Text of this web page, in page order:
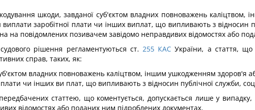
шкоди, завданої суб'єктом владних повноважень
заробітної плати чи інших виплат, що випливають з відносин
на повідомлених позивачем завідомо неправдивих відомостях або
рішення регламентуються ст. 255 КАС України, а стаття, що
справ, таких, як:
владних повноважень каліцтвом, іншим ушкодженням здоров'я
чи інших ви плат, що випливають з відносин публічної служби,
статтею, що коментується, допускається лише у
відомостях або поданих ним підроблених документах.